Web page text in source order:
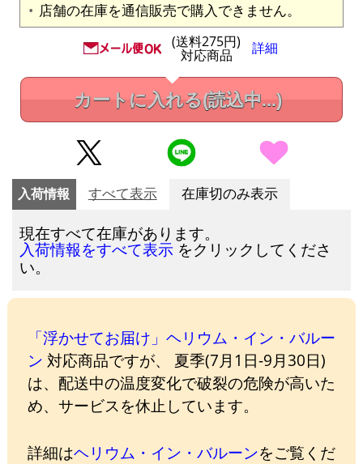
店舗の在庫を通信販売で購入できません。
(送料275円)
対応商品 詳細
カートに入れる(読込中...)
入荷情報 すべて表示 在庫切のみ表示
現在すべて在庫があります。
入荷情報をすべて表示 をクリックしてくださ
い。
「浮かせてお届け」ヘリウム・イン・バルー
ン 対応商品ですが、 夏季(7月1日-9月30日)
は、配送中の温度変化で破裂の危険が高いた
め、サービスを休止しています。
詳細はヘリウム・イン・バルーンをご覧くだ